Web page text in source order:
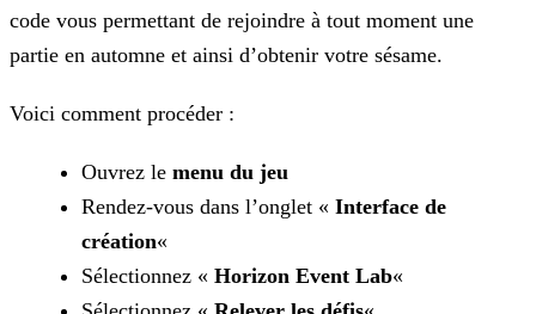
code vous permettant de rejoindre à tout moment une
partie en automne et ainsi d’obtenir votre sésame.
Voici comment procéder :
Ouvrez le menu du jeu
Rendez-vous dans l’onglet « Interface de
création«
Sélectionnez « Horizon Event Lab«